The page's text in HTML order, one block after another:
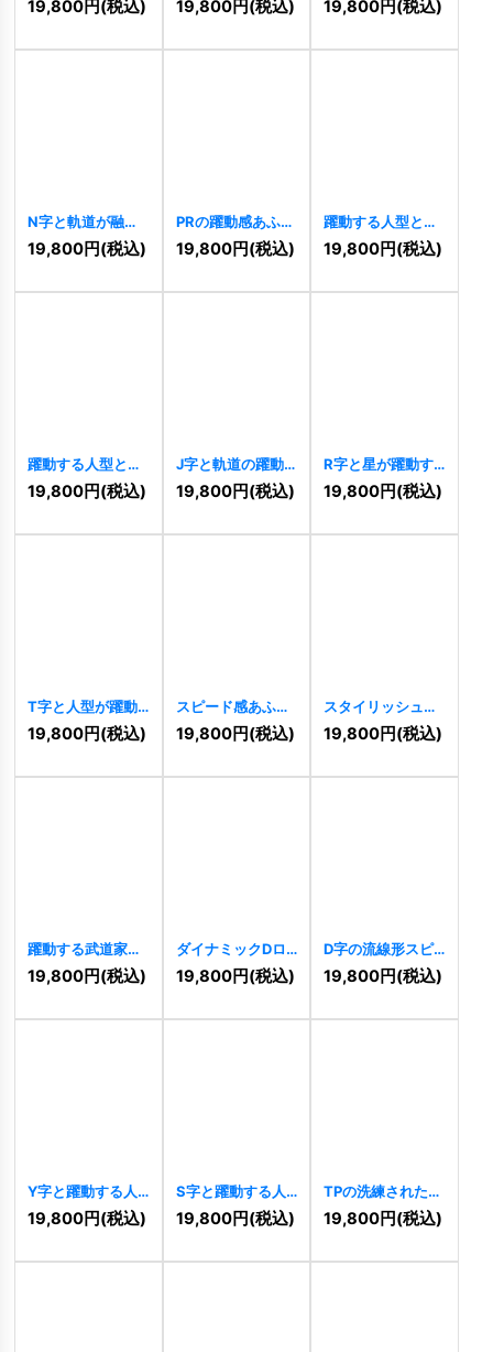
19,800円(税込)
にした先進的なロ
19,800円(税込)
11358 ]
19,800円(税込)
N字と軌道が融合
した躍動的成長ロ
ゴ [ 11348 ]
19,800円(税込)
PRの躍動感あふれ
るスピードロゴ
11346 ]
19,800円(税込)
躍動する人型と盾
のロゴ[11332]
19,800円(税込)
躍動する人型と星
の達成ロゴ
11303 ]
19,800円(税込)
J字と軌道の躍動
的な先進ロゴ
11298 ]
19,800円(税込)
R字と星が躍動す
る先進的成長ロゴ
11296 ]
19,800円(税込)
T字と人型が躍動
する情熱の成長ロ
ゴ [ 11290 ]
19,800円(税込)
スピード感あふれ
るXロゴ [11286]
19,800円(税込)
スタイリッシュな
Yのロゴ [11278]
19,800円(税込)
躍動する武道家と
星の勝利ロゴ
11275 ]
19,800円(税込)
ダイナミックDロ
ゴ[ 11276]
19,800円(税込)
D字の流線形スピ
ードロゴ[11262]
19,800円(税込)
Y字と躍動する人
型の先進的成長ロ
ゴ [ 11243 ]
19,800円(税込)
S字と躍動する人
型が交差するダイ
ナミックロゴ
19,800円(税込)
TPの洗練された先
進的連結ロゴ
11190 ]
19,800円(税込)